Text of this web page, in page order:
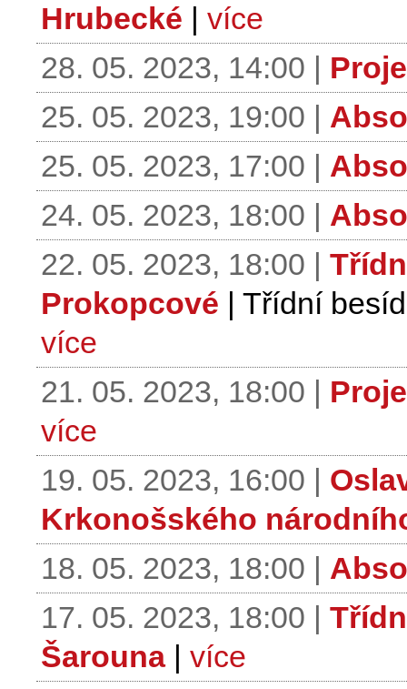
Hrubecké | více
28. 05. 2023, 14:00 |
25. 05. 2023, 19:00 |
25. 05. 2023, 17:00 |
24. 05. 2023, 18:00 |
22. 05. 2023, 18:00 |
Prokopcové | Třídní
více
21. 05. 2023, 18:00 |
více
19. 05. 2023, 16:00 |
Krkonošského
18. 05. 2023, 18:00 |
17. 05. 2023, 18:00 |
Šarouna| více